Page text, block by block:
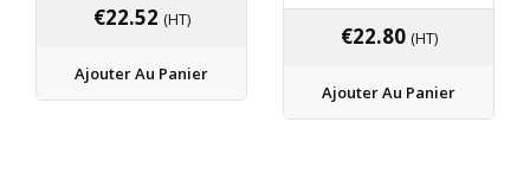
€22.52 (HT)
Ajouter Au Panier
€22.80 (HT)
Ajouter Au Panier